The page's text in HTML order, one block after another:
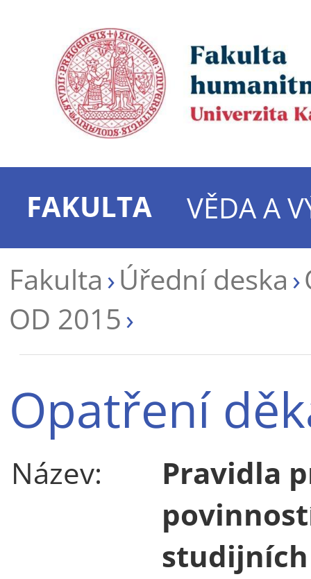
FAKULTA
VĚDA A
Fakulta Úřední deska
OD 2015
Opatření
Název:
Pravidla